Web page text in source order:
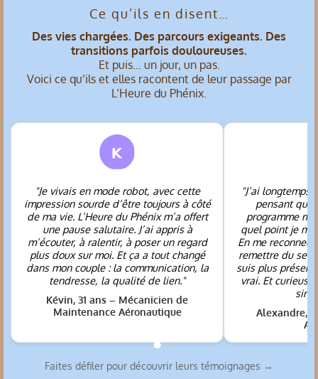
Ce qu’ils en disent…
Des vies chargées. Des parcours exigeants. Des
transitions parfois douloureuses.
Et puis… un jour, un pas.
Voici ce qu’ils et elles racontent de leur passage par
L’Heure du Phénix.
"Je vivais en mode robot, avec cette
impression sourde d’être toujours à côté
de ma vie. L’Heure du Phénix m’a offert
une pause salutaire. J’ai appris à
m’écouter, à ralentir, à poser un regard
plus doux sur moi. Et ça a tout changé
dans mon couple : la communication, la
tendresse, la qualité de lien."
Kévin, 31 ans – Mécanicien de
Maintenance Aéronautique
"J’ai
pensant que
programme
quel point je
En me
remettre du
suis plus présent
vrai. Et
Alexandre,
Faites défiler pour découvrir leurs témoignages →